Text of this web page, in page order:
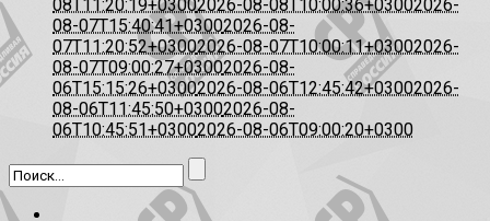
08T11:20:19+03002026-08-08T10:00:36+03002026-
08-07T15:40:41+03002026-08-
07T11:20:52+03002026-08-07T10:00:11+03002026-
08-07T09:00:27+03002026-08-
06T15:15:26+03002026-08-06T12:45:42+03002026-
08-06T11:45:50+03002026-08-
06T10:45:51+03002026-08-06T09:00:20+0300